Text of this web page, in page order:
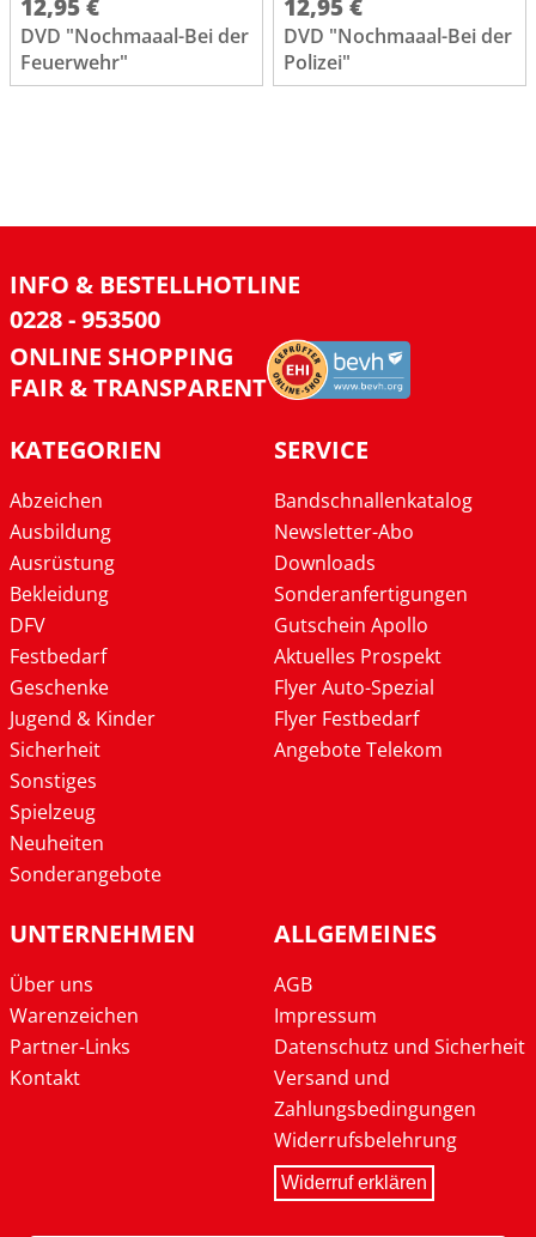
12,95 €
DVD "Nochmaaal-Bei der
Feuerwehr"
12,95 €
DVD "Nochmaaal-Bei der
Polizei"
INFO & BESTELLHOTLINE
0228 - 953500
ONLINE SHOPPING
FAIR & TRANSPARENT
KATEGORIEN
Abzeichen
Ausbildung
Ausrüstung
Bekleidung
DFV
Festbedarf
Geschenke
Jugend & Kinder
Sicherheit
Sonstiges
Spielzeug
Neuheiten
Sonderangebote
SERVICE
Bandschnallenkatalog
Newsletter-Abo
Downloads
Sonderanfertigungen
Gutschein Apollo
Aktuelles Prospekt
Flyer Auto-Spezial
Flyer Festbedarf
Angebote Telekom
UNTERNEHMEN
Über uns
Warenzeichen
Partner-Links
Kontakt
ALLGEMEINES
AGB
Impressum
Datenschutz und Sicherheit
Versand und
Zahlungsbedingungen
Widerrufsbelehrung
Widerruf erklären